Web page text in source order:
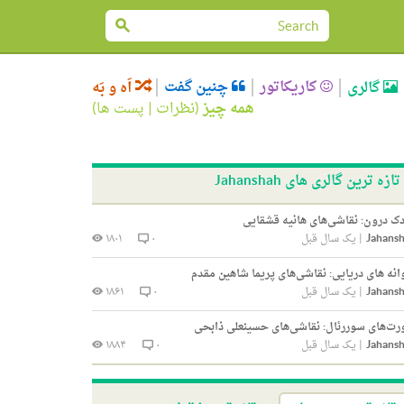
گالری کاریکاتور چنین گفت اَه و بَه
همه چیز(نظرات | پست ها)
تازه ترین گالری های Jahanshah
درون: نقاشی‌های هانیه قشقایی
| یک سال قبل ۰
۱۸۰۱
های دریایی: نقاشی‌های پریما شاهین مقدم
| یک سال قبل ۰
۱۸۶۱
سوررئال: نقاشی‌های حسینعلی ذابحی
| یک سال قبل ۰ ۱۸۸۴